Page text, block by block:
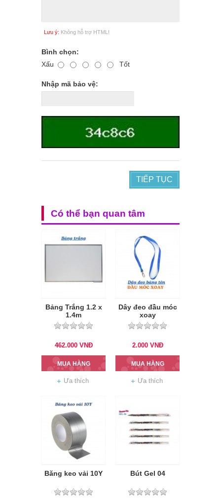
Lưu ý: Không hỗ trợ HTML!
Bình chọn:
Xấu
Tốt
Nhập mã bảo vệ:
TIẾP TỤC
Có thể bạn quan tâm
Bảng Trắng 1.2 x
1.4m
462.000 VNĐ
MUA HÀNG
Ưa thích
Dây đeo đầu móc
xoay
2.000 VNĐ
MUA HÀNG
Ưa thích
Băng keo vải 10Y Bút Gel 04